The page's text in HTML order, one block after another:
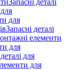
Запасні деталі
для
Запасні деталі
елементи
для
для
для